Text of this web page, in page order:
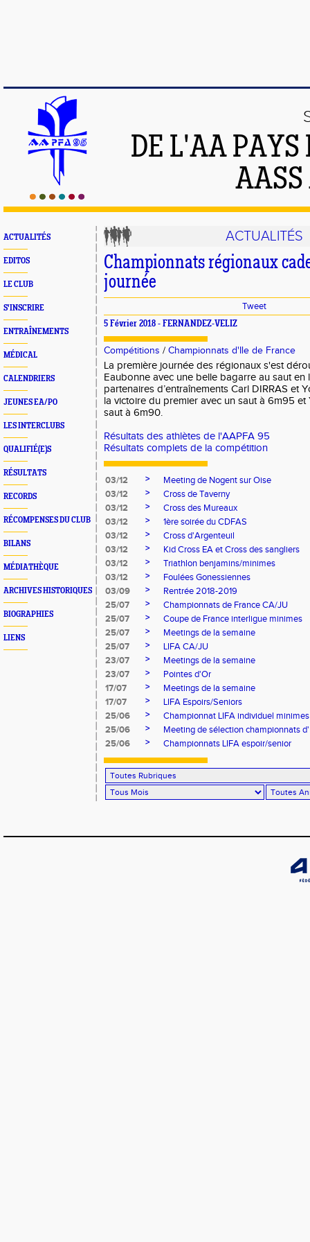
DE L'AA PAYS
ACTUALITÉS
EDITOS
LE CLUB
S'INSCRIRE
ENTRAÎNEMENTS
MÉDICAL
CALENDRIERS
JEUNES EA/PO
LES INTERCLUBS
QUALIFIÉ(E)S
RÉSULTATS
RECORDS
RÉCOMPENSES DU CLUB
BILANS
MÉDIATHÈQUE
ARCHIVES HISTORIQUES
BIOGRAPHIES
LIENS
ACTUALITÉS
Championnats régionaux
journée
Tweet
5 Février 2018 - FERNANDEZ-VELIZ
Compétitions / Championnats d'Ile de France
La première journée des régionaux s'est
Eaubonne avec une belle bagarre au saut
partenaires d’entraînements Carl DIRRAS et
la victoire du premier avec un saut à 6m95 et
saut à 6m90.
Résultats des athlètes de l'AAPFA 95
Résultats complets de la compétition
03/12 >
Meeting de Nogent sur Oise
03/12
>
Cross de Taverny
03/12
>
Cross des Mureaux
03/12
>
1ère soirée du CDFAS
03/12
>
Cross d'Argenteuil
03/12
>
Kid Cross EA et Cross des sangliers
03/12
>
Triathlon benjamins/minimes
03/12
>
Foulées Gonessiennes
03/09
>
Rentrée 2018-2019
25/07
>
Championnats de France CA/JU
25/07
>
Coupe de France interligue minimes
25/07
>
Meetings de la semaine
25/07
>
LIFA CA/JU
23/07
>
Meetings de la semaine
23/07
>
Pointes d'Or
17/07
>
Meetings de la semaine
17/07
>
LIFA Espoirs/Seniors
25/06
>
Championnat LIFA individuel minimes
25/06
>
Meeting de sélection championnats
25/06
> Championnats LIFA espoir/senior